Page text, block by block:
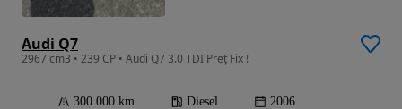
Audi Q7
2967 cm3 • 239 CP • Audi Q7 3.0 TDI Preț Fix !
300 000 km Diesel 2006